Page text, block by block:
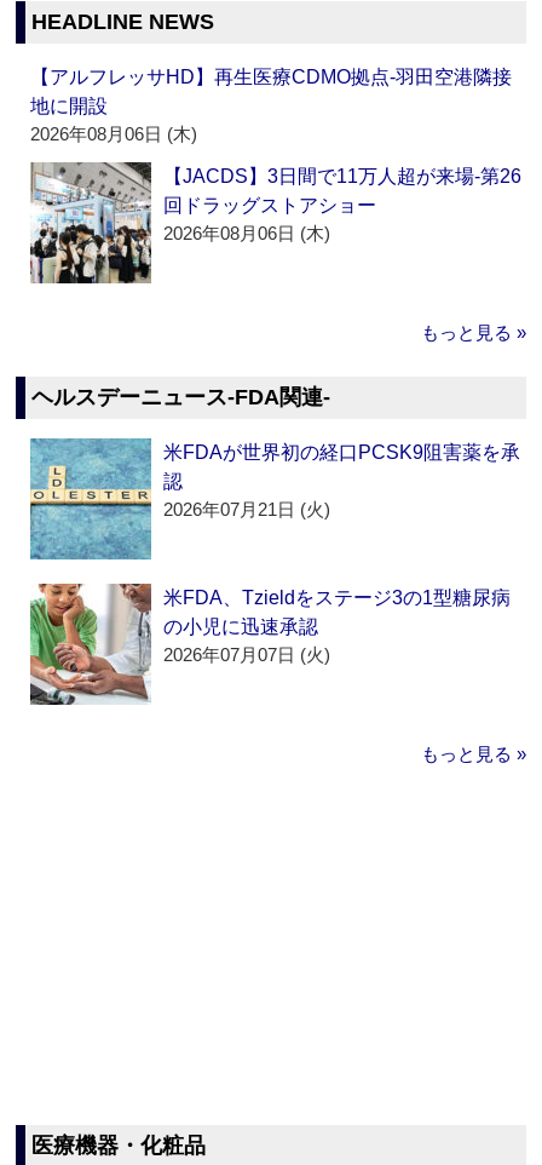
HEADLINE NEWS
【アルフレッサHD】再生医療CDMO拠点‐羽田空港隣接
地に開設
2026年08月06日 (木)
【JACDS】3日間で11万人超が来場‐第26
回ドラッグストアショー
2026年08月06日 (木)
もっと見る »
ヘルスデーニュース‐FDA関連‐
米FDAが世界初の経口PCSK9阻害薬を承
認
2026年07月21日 (火)
米FDA、Tzieldをステージ3の1型糖尿病
の小児に迅速承認
2026年07月07日 (火)
もっと見る »
医療機器・化粧品